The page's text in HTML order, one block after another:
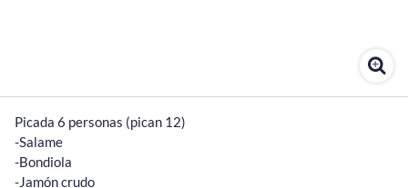
Picada 6 personas (pican 12)
-Salame
-Bondiola
-Jamón crudo